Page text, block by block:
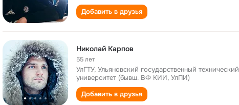
Добавить в друзья
Николай Карпов
55 лет
УлГТУ, Ульяновский государственный технический
университет (бывш. ВФ КИИ, УлПИ)
Добавить в друзья